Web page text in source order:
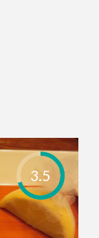
3.5